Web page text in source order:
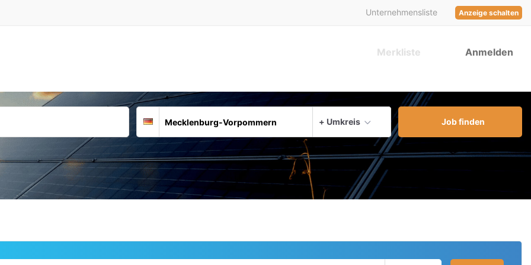
Anzeige schalten
Unternehmensliste
Anmelden
Merkliste
Deutschland
+ Umkreis
aktuellen Ort verwenden
Job finden